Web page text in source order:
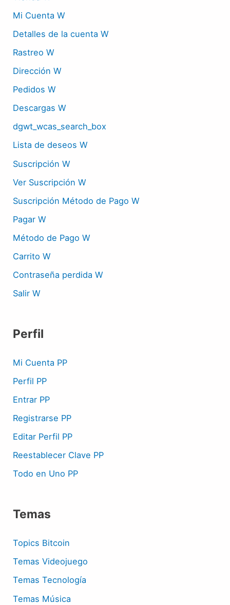
Mi Cuenta W
Detalles de la cuenta W
Rastreo W
Dirección W
Pedidos W
Descargas W
dgwt_wcas_search_box
Lista de deseos W
Suscripción W
Ver Suscripción W
Suscripción Método de Pago W
Pagar W
Método de Pago W
Carrito W
Contraseña perdida W
Salir W
Perfil
Mi Cuenta PP
Perfil PP
Entrar PP
Registrarse PP
Editar Perfil PP
Reestablecer Clave PP
Todo en Uno PP
Temas
Topics Bitcoin
Temas Videojuego
Temas Tecnología
Temas Música